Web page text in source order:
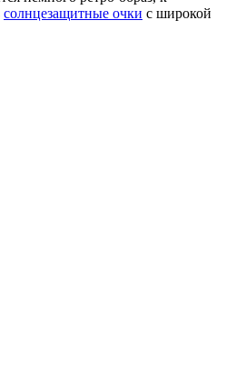
солнцезащитные очки с широкой